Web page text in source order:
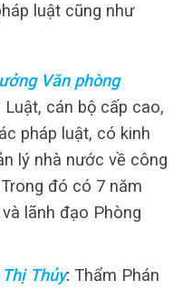
luật cũng như
Văn phòng
Luật, cán bộ cấp cao,
pháp luật, có kinh
lý nhà nước về công
đó có 7 năm
lãnh đạo Phòng
Thủy: Thẩm Phán